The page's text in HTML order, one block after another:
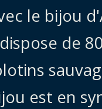
le bijou
de
est en